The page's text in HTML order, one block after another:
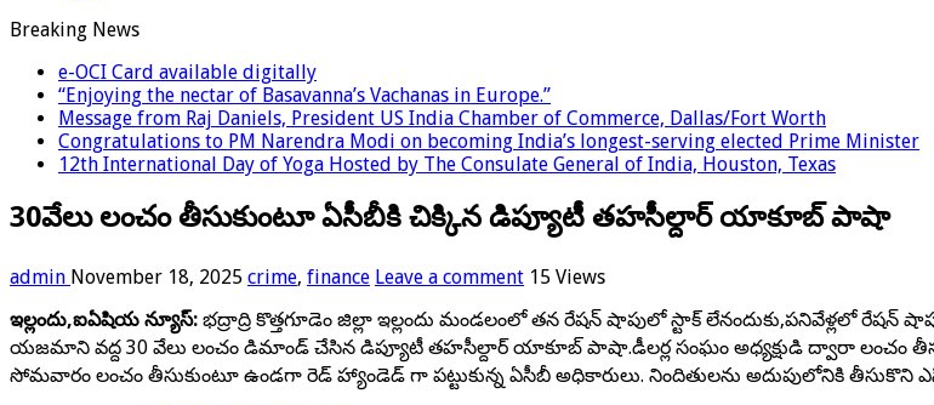
Breaking News
e-OCI Card available digitally
“Enjoying the nectar of Basavanna’s Vachanas in Europe.”
Message from Raj Daniels, President US India Chamber of Commerce, Dallas/Fort Worth
Congratulations to PM Narendra Modi on becoming India’s longest-serving elected Prime Minister
12th International Day of Yoga Hosted by The Consulate General of India, Houston, Texas
30వేలు లంచం తీసుకుంటూ ఏసీబీకి చిక్కిన డిప్యూటీ తహసీల్దార్ యాకూబ్ పాషా
admin November 18, 2025 crime, finance Leave a comment 15 Views
ఇల్లందు,ఐఏషియ న్యూస్: భద్రాద్రి కొత్తగూడెం జిల్లా ఇల్లందు మండలంలో తన రేషన్ షాపులో స్టాక్ లేనందుకు,పనివేళ్లలో
యజమాని వద్ద 30 వేలు లంచం డిమాండ్ చేసిన డిప్యూటీ తహసీల్దార్ యాకూబ్ పాషా.డీలర్ల సంఘం అధ్యక్షుడి ద్వారా
సోమవారం లంచం తీసుకుంటూ ఉండగా రెడ్ హ్యాండెడ్ గా పట్టుకున్న ఏసీబీ అధికారులు. నిందితులను అదుపులోనికి తీసుకొని